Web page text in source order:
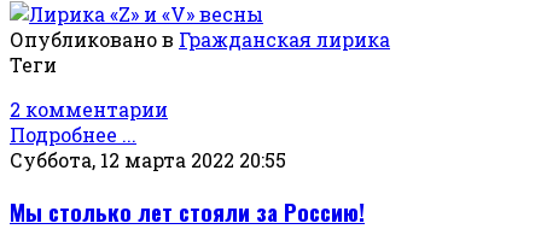
Опубликовано в Гражданская лирика
Теги
2 комментарии
Подробнее ...
Суббота, 12 марта 2022 20:55
Мы столько лет стояли за Россию!